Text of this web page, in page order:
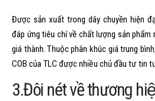
Được sản xuất trong dây chuyền hiện
đáp ứng tiêu chí về chất lượng sản phẩm
giá thành. Thuộc phân khúc giá trung
COB của TLC được nhiều chủ đầu tư tin
3.Đôi nét về thương